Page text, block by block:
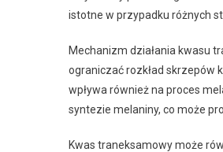
istotne w przypadku różnych
Mechanizm działania kwasu
ograniczać rozkład skrzepów
wpływa również na proces
syntezie melaniny, co może
Kwas traneksamowy może